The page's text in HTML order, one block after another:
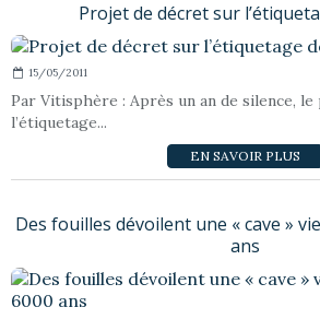
Projet de décret sur
15/05/2011
Par Vitisphère : Après un an de silence,
l’étiquetage...
EN SAVOIR PLUS
Des fouilles dévoilent une « cave »
ans